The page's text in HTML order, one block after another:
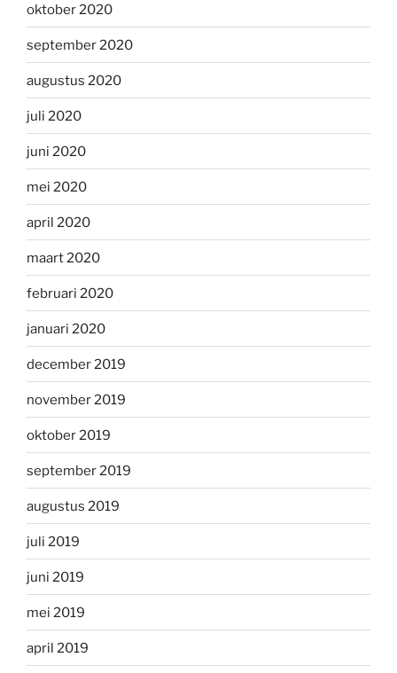
oktober 2020
september 2020
augustus 2020
juli 2020
juni 2020
mei 2020
april 2020
maart 2020
februari 2020
januari 2020
december 2019
november 2019
oktober 2019
september 2019
augustus 2019
juli 2019
juni 2019
mei 2019
april 2019